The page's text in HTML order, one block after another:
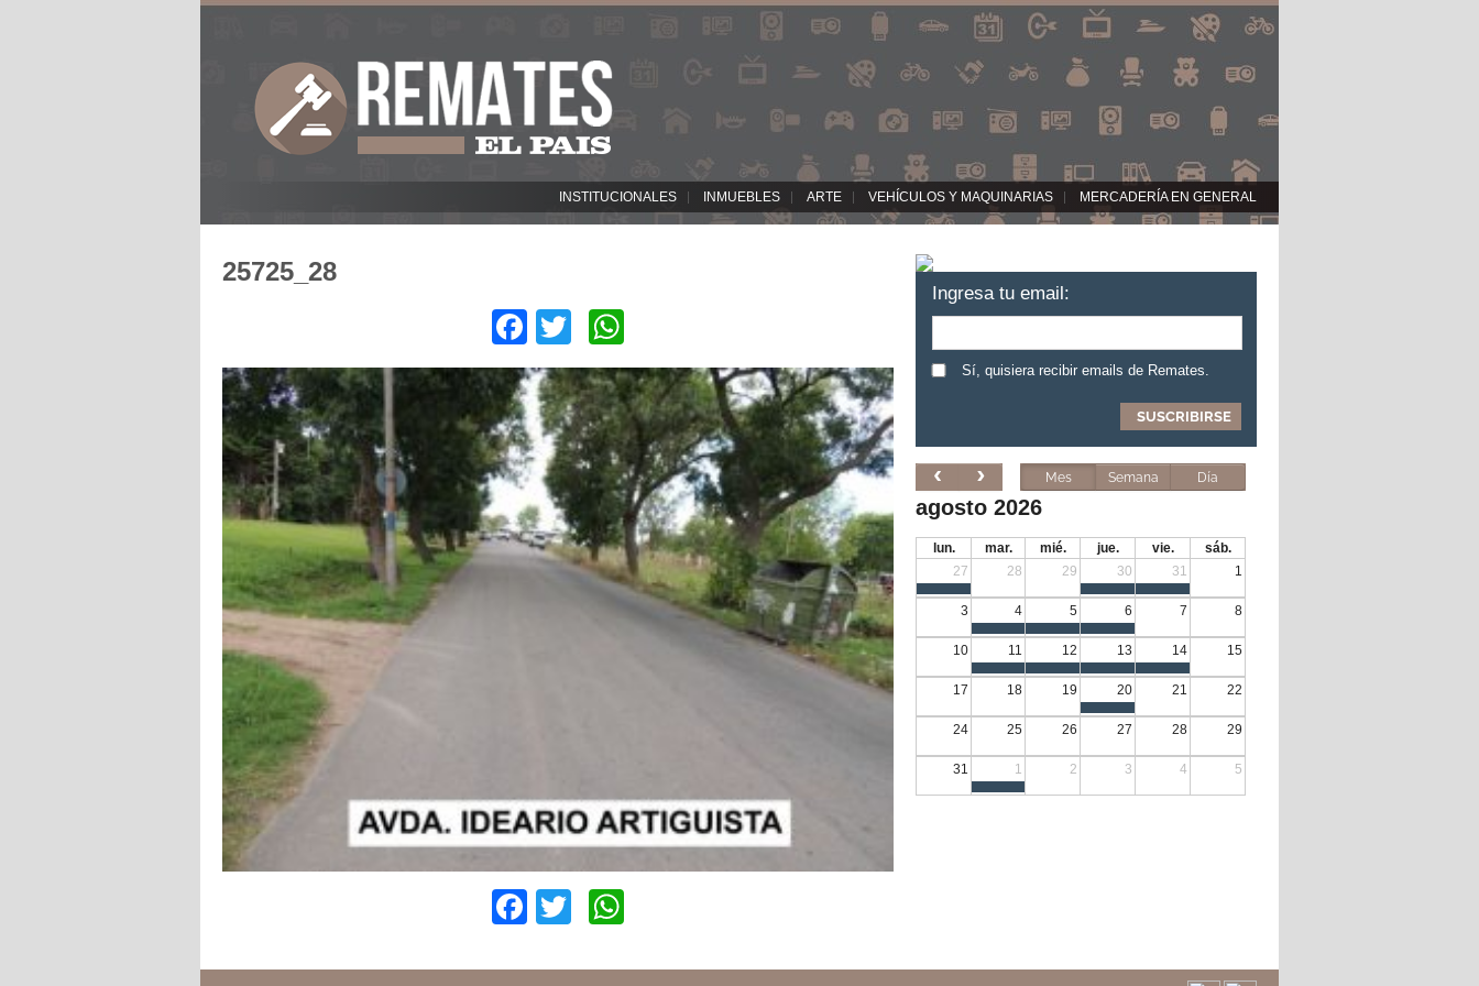
INSTITUCIONALES INMUEBLES ARTE VEHÍCULOS Y MAQUINARIAS MERCADERÍA EN GENERAL
25725_28
Facebook
Twitter
Facebook
Twitter
Ingresa tu email:
Sí, quisiera recibir emails de Remates.
Mes Semana Día
agosto 2026
lun. mar. mié. jue. vie.
sáb.
27
28 29 30 31 1
3 4 5 6 7 8
10 11 12 13 14 15
17 18 19 20 21 22
24 25 26 27 28 29
31 1 2 3 4 5